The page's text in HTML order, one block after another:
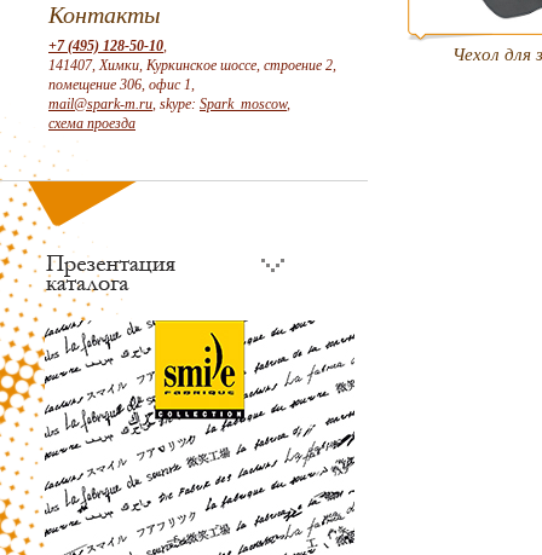
Контакты
+7 (495) 128-50-10,
141407, Химки, Куркинское шоссе, строение 2,
помещение 306, офис 1,
mail@spark-m.ru, skype: Spark_moscow,
схема проезда
Чехол для